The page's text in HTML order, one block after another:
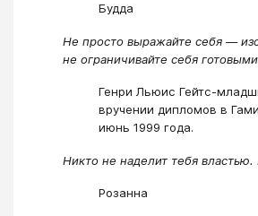
Будда
Не просто выражайте себя —
не ограничивайте себя
Генри Льюис Гейтс-
вручении дипломов в
июнь 1999 года.
Никто не наделит тебя властью.
Розанна